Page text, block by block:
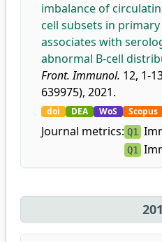
imbalance of
cell subsets in
associates with
abnormal B-cell
Front. Immunol. 12, 1-
639975), 2021.
doi DEA WoS Scopus
Journal metrics: Q1
Q1